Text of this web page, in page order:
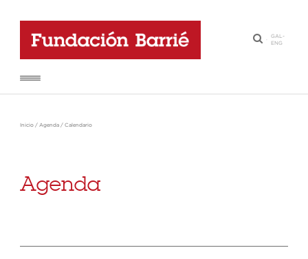
·
GAL-
ENG
Inicio / Agenda / Calendario
Agenda